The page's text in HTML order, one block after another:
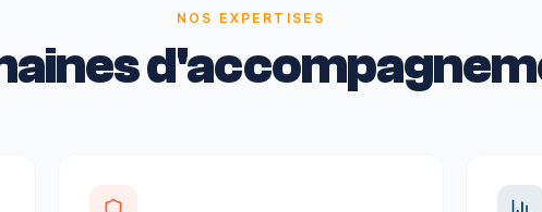
NOS EXPERTISES